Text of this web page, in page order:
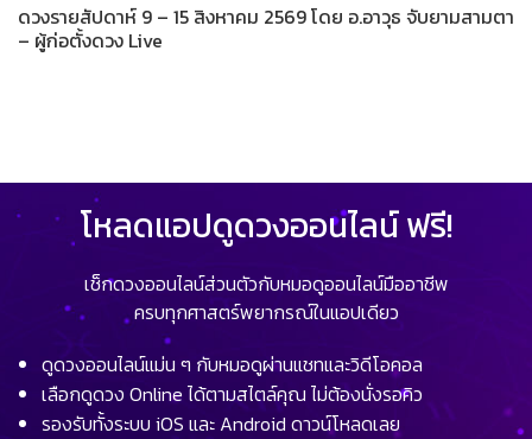
ดวงรายสัปดาห์ 9 – 15 สิงหาคม 2569 โดย อ.อาวุธ จับยามสามตา
– ผู้ก่อตั้งดวง Live
โหลดแอปดูดวงออนไลน์ ฟรี!
เช็กดวงออนไลน์ส่วนตัวกับหมอดูออนไลน์มืออาชีพ
ครบทุกศาสตร์พยากรณ์ในแอปเดียว
ดูดวงออนไลน์แม่น ๆ กับหมอดูผ่านแชทและวิดีโอคอล
เลือกดูดวง Online ได้ตามสไตล์คุณ ไม่ต้องนั่งรอคิว
รองรับทั้งระบบ iOS และ Android ดาวน์โหลดเลย